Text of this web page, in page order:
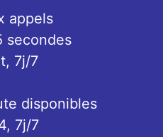
appels
secondes
7j/7
disponibles
7j/7